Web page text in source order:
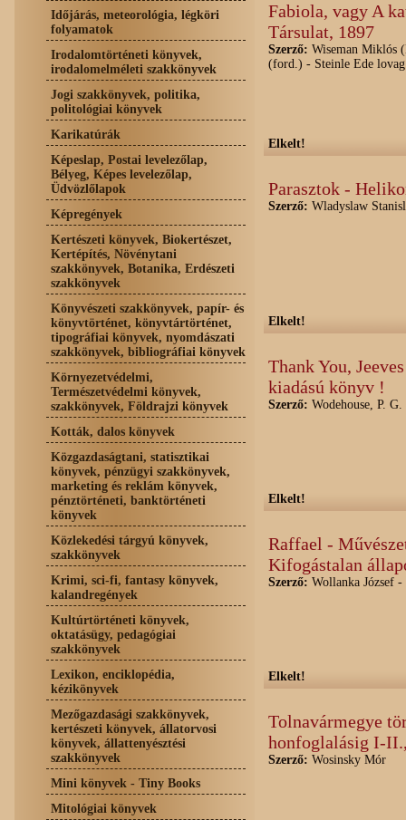
Időjárás, meteorológia, légköri
folyamatok
Irodalomtörténeti könyvek,
irodalomelméleti szakkönyvek
Jogi szakkönyvek, politika,
politológiai könyvek
Karikatúrák
Képeslap, Postai levelezőlap,
Bélyeg, Képes levelezőlap,
Üdvözlőlapok
Képregények
Kertészeti könyvek, Biokertészet,
Kertépítés, Növénytani
szakkönyvek, Botanika, Erdészeti
szakkönyvek
Könyvészeti szakkönyvek, papír- és
könyvtörténet, könyvtártörténet,
tipográfiai könyvek, nyomdászati
szakkönyvek, bibliográfiai könyvek
Környezetvédelmi,
Természetvédelmi könyvek,
szakkönyvek, Földrajzi könyvek
Kották, dalos könyvek
Közgazdaságtani, statisztikai
könyvek, pénzügyi szakkönyvek,
marketing és reklám könyvek,
pénztörténeti, banktörténeti
könyvek
Közlekedési tárgyú könyvek,
szakkönyvek
Krimi, sci-fi, fantasy könyvek,
kalandregények
Kultúrtörténeti könyvek,
oktatásügy, pedagógiai
szakkönyvek
Lexikon, enciklopédia,
kézikönyvek
Mezőgazdasági szakkönyvek,
kertészeti könyvek, állatorvosi
könyvek, állattenyésztési
szakkönyvek
Mini könyvek - Tiny Books
Mitológiai könyvek
Fabiola, vagy A
Társulat, 1897
Szerző: Wiseman Miklós
(ford.) - Steinle Ede
Elkelt!
Parasztok -
Szerző: Wladyslaw
Elkelt!
Thank You,
kiadású könyv !
Szerző: Wodehouse, P. G.
Elkelt!
Raffael -
Kifogástalan
Szerző: Wollanka József
Elkelt!
Tolnavármegye
honfoglalásig I-
Szerző: Wosinsky Mór